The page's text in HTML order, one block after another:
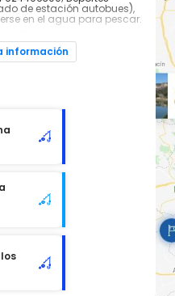
de estación autobues),
en el agua para pescar.
información